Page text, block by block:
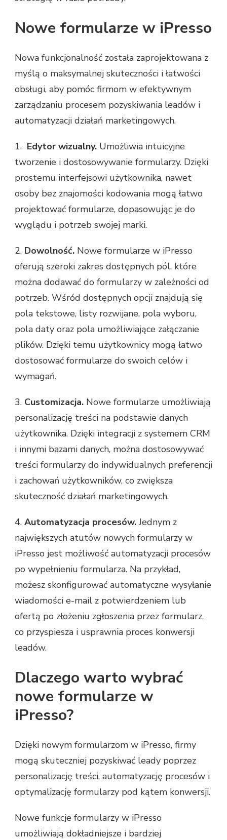
Nowe formularze w iPresso
Nowa funkcjonalność została zaprojektowana z
myślą o maksymalnej skuteczności i łatwości
obsługi, aby pomóc firmom w efektywnym
zarządzaniu procesem pozyskiwania leadów i
automatyzacji działań marketingowych.
1. Edytor wizualny. Umożliwia intuicyjne
tworzenie i dostosowywanie formularzy. Dzięki
prostemu interfejsowi użytkownika, nawet
osoby bez znajomości kodowania mogą łatwo
projektować formularze, dopasowując je do
wyglądu i potrzeb swojej marki.
2. Dowolność. Nowe formularze w iPresso
oferują szeroki zakres dostępnych pól, które
można dodawać do formularzy w zależności od
potrzeb. Wśród dostępnych opcji znajdują się
pola tekstowe, listy rozwijane, pola wyboru,
pola daty oraz pola umożliwiające załączanie
plików. Dzięki temu użytkownicy mogą łatwo
dostosować formularze do swoich celów i
wymagań.
3. Customizacja. Nowe formularze umożliwiają
personalizację treści na podstawie danych
użytkownika. Dzięki integracji z systemem CRM
i innymi bazami danych, można dostosowywać
treści formularzy do indywidualnych preferencji
i zachowań użytkowników, co zwiększa
skuteczność działań marketingowych.
4. Automatyzacja procesów.Jednym z
największych atutów nowych formularzy w
iPresso jest możliwość automatyzacji procesów
po wypełnieniu formularza. Na przykład,
możesz skonfigurować automatyczne wysyłanie
wiadomości e-mail z potwierdzeniem lub
ofertą po złożeniu zgłoszenia przez formularz,
co przyspiesza i usprawnia proces konwersji
leadów.
Dlaczego warto wybrać
nowe formularze w
iPresso?
Dzięki nowym formularzom w iPresso, firmy
mogą skuteczniej pozyskiwać leady poprzez
personalizację treści, automatyzację procesów i
optymalizację formularzy pod kątem konwersji.
Nowe funkcje formularzy w iPresso
umożliwiają dokładniejsze i bardziej